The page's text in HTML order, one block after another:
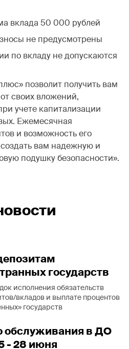
вклада 50 000 рублей
не предусмотрены
по вкладу не допускаются
позволит получить вам
своих вложений,
учете капитализации
Ежемесячная
и возможность его
вам надежную и
подушку безопасности».
государств
исполнения обязательств
вкладов и выплате процентов
государств
обслуживания в ДО
- 28 июня